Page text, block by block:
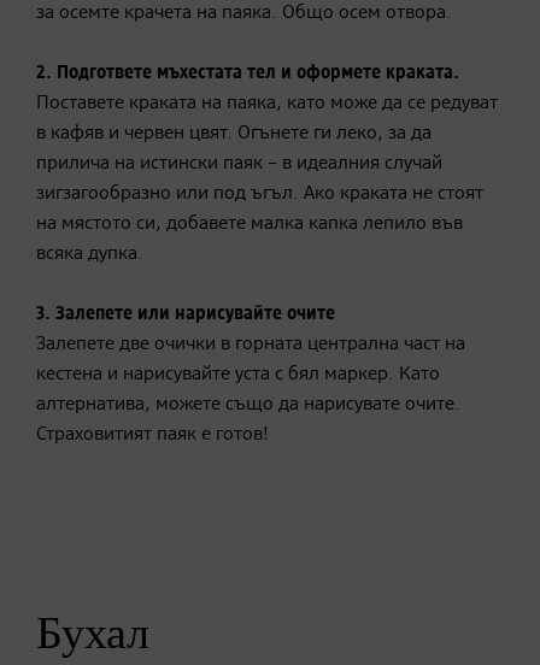
за осемте крачета на паяка. Общо осем отвора.
2. Подгответе мъхестата тел и оформете краката.
Поставете краката на паяка, като може да се редуват
в кафяв и червен цвят. Огънете ги леко, за да
прилича на истински паяк – в идеалния случай
зигзагообразно или под ъгъл. Ако краката не стоят
на мястото си, добавете малка капка лепило във
всяка дупка.
3. Залепете или нарисувайте очите
Залепете две очички в горната централна част на
кестена и нарисувайте уста с бял маркер. Като
алтернатива, можете също да нарисувате очите.
Страховитият паяк е готов!
Бухал